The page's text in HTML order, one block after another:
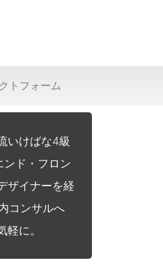
トフォーム
いけばな4級
ド・フロン
ザイナーを経
コンサルへ
に。